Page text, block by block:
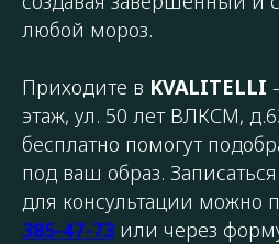
любой мороз.
Приходите в KVALITELLI
этаж, ул. 50 лет ВЛКСМ,
бесплатно помогут
под ваш образ.
для консультации можно
385-47-73 или через